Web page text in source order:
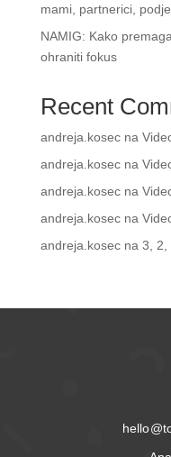
mami, partnerici,
NAMIG: Kako
ohraniti fokus
Recent
andreja.kosecna
andreja.kosecna
andreja.kosecna
andreja.kosecna
andreja.kosecna 3, 2,